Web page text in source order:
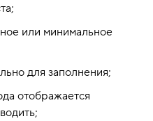
или минимальное
для заполнения;
отображается